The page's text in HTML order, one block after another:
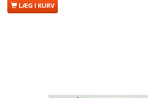
LÆG I KURV